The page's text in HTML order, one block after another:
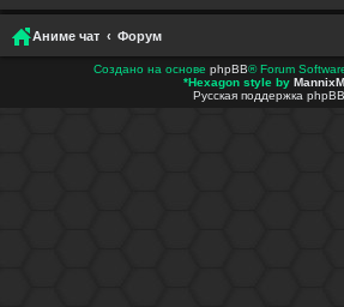
Аниме чат Форум
Создано на основе phpBB® Forum
*Hexagon style by
Русская поддержка phpBB